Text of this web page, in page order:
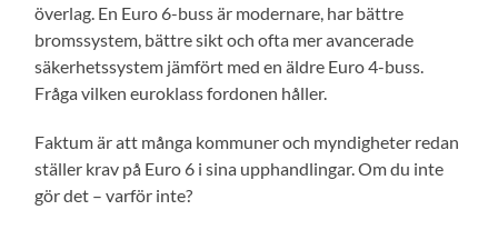
överlag. En Euro 6-buss är modernare, har bättre
bromssystem, bättre sikt och ofta mer avancerade
säkerhetssystem jämfört med en äldre Euro 4-buss.
Fråga vilken euroklass fordonen håller.
Faktum är att många kommuner och myndigheter redan
ställer krav på Euro 6 i sina upphandlingar. Om du inte
gör det – varför inte?